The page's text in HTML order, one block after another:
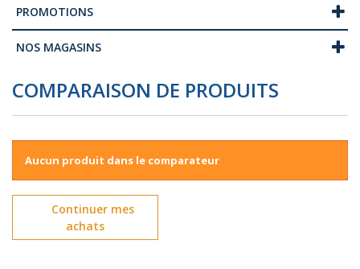
PROMOTIONS
NOS MAGASINS
COMPARAISON DE PRODUITS
Aucun produit dans le comparateur
Continuer mes
achats